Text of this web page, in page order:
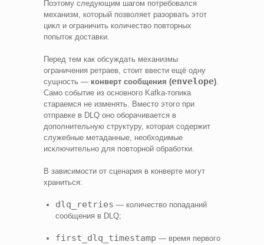
Поэтому следующим шагом потребовался
механизм, который позволяет разорвать этот
цикл и ограничить количество повторных
попыток доставки.
Перед тем как обсуждать механизмы
ограничения ретраев, стоит ввести ещё одну
сущность — конверт сообщения (envelope).
Само событие из основного Kafka-топика
стараемся не изменять. Вместо этого при
отправке в DLQ оно оборачивается в
дополнительную структуру, которая содержит
служебные метаданные, необходимые
исключительно для повторной обработки.
В зависимости от сценария в конверте могут
храниться:
dlq_retries — количество попаданий
сообщения в DLQ;
first_dlq_timestamp — время первого